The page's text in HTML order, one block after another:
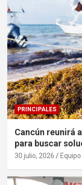
PRINCIPALES
Cancún reunirá
para buscar
sargazo
30 julio, 2026